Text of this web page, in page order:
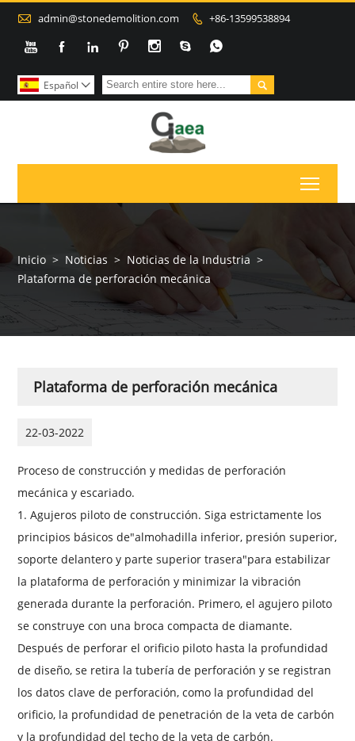
 admin@stonedemolition.com  +86-13599538894
      

Español 
Inicio > Noticias > Noticias de la Industria >
Plataforma de perforación mecánica
Plataforma de perforación mecánica
22-03-2022
Proceso de construcción y medidas de perforación
mecánica y escariado.
1. Agujeros piloto de construcción. Siga estrictamente los
principios básicos de"almohadilla inferior, presión superior,
soporte delantero y parte superior trasera"para estabilizar
la plataforma de perforación y minimizar la vibración
generada durante la perforación. Primero, el agujero piloto
se construye con una broca compacta de diamante.
Después de perforar el orificio piloto hasta la profundidad
de diseño, se retira la tubería de perforación y se registran
los datos clave de perforación, como la profundidad del
orificio, la profundidad de penetración de la veta de carbón
y la profundidad del techo de la veta de carbón.